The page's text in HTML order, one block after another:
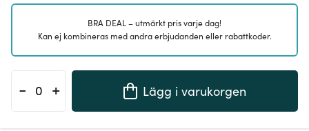
BRA DEAL – utmärkt pris varje dag!
Kan ej kombineras med andra erbjudanden eller rabattkoder.
- + Lägg i varukorgen